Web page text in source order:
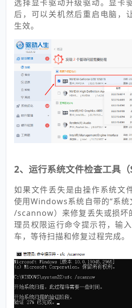
选择显卡驱动升级驱动。显卡
后，可以关机然后重启电脑，
生效。
2、运行系统文件检查工具（
如果文件丢失是由操作系统文
使用Windows系统自带的“系统
/scannow）来修复丢失或损坏
理员权限运行命令提示符，输
车，等待扫描和修复过程完成。